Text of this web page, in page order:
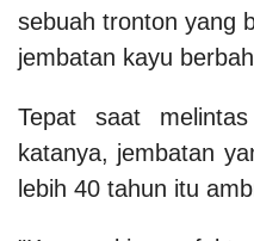
sebuah tronton yang
jembatan kayu
Tepat saat
katanya, jembatan
lebih 40 tahun itu